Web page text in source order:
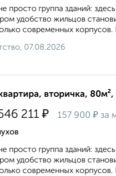
просто группа зданий:
удобство жильцов
современных
07.08.2026
вторичка,
211 ₽ 157 900 ₽ за
просто группа зданий:
удобство жильцов
современных